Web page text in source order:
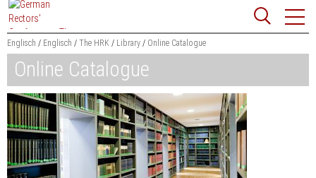
Jump
to
content
Website
search
Searchword
Search
Englisch Englisch The HRK Library Online Catalogue
Online Catalogue